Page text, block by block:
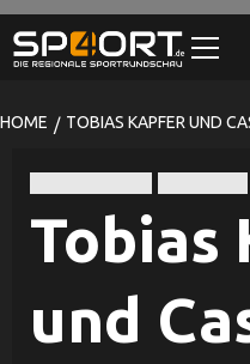
HOME TOBIAS KAPFER UND
Tobias
und